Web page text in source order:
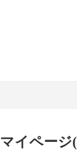
マイページ